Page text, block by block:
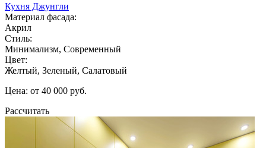
Кухня Джунгли
Материал фасада:
Акрил
Стиль:
Минимализм, Современный
Цвет:
Желтый, Зеленый, Салатовый
Цена: от 40 000 руб.
Рассчитать